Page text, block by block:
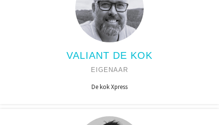
VALIANT DE KOK
EIGENAAR
De kok Xpress